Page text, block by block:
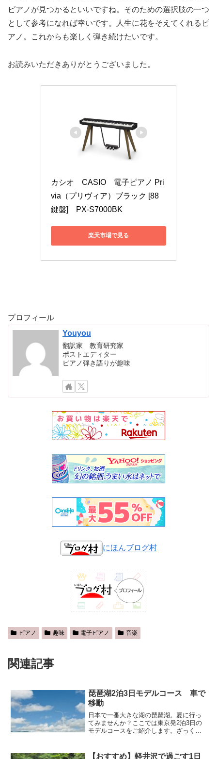
ピアノが見つかるといいですね。そのための選択肢の一つ
として参考になれば幸いです。人生に花をそえてくれるピ
アノ。これからも楽しく弾き続けたいです。
お読みいただきありがとうございました。
カシオ　CASIO　電子ピアノ Pri
via（プリヴィア）ブラック [88
鍵盤]　PX-S7000BK
楽天市場で見る
プロフィール
Youyou
翻訳家 教育研究家
ポストエディター
ピアノ弾き語りが趣味
にほんブログ村
ピアノ 趣味 電子ピアノ 音楽
関連記事
琵琶湖2泊3日モデルコース 車で
移動
日本で一番大きな湖の琵琶湖。夏に行っ
てみませんか？ここでは東京発2泊3日の
モデルコースをご紹介します。ざっくり
東京駅から名古屋駅へまずは早朝に東京
【おすすめ】軽井沢で過ごす1日